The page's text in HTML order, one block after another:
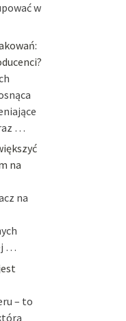
w
…
na
na
…
– to